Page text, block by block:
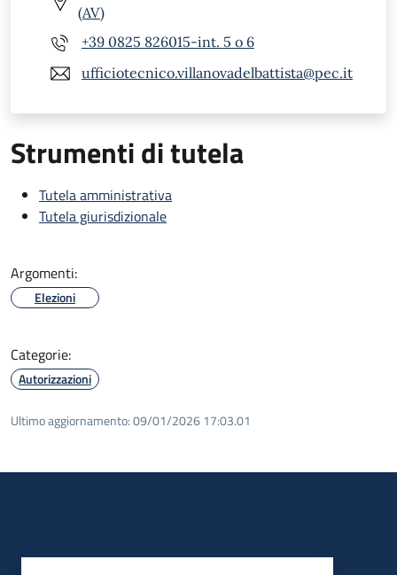
(AV)
+39 0825 826015-int. 5 o 6
ufficiotecnico.villanovadelbattista@pec.it
Strumenti di tutela
Tutela amministrativa
Tutela giurisdizionale
Argomenti:
Elezioni
Categorie:
Autorizzazioni
Ultimo aggiornamento:09/01/2026 17:03.01